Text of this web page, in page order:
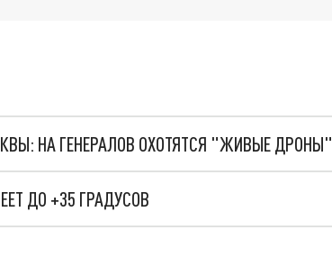
НА ГЕНЕРАЛОВ ОХОТЯТСЯ "ЖИВЫЕ ДРОНЫ"
ДО +35 ГРАДУСОВ